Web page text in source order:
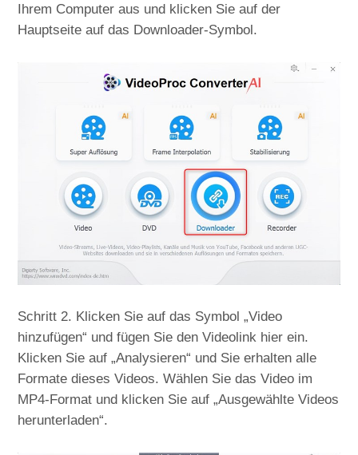
Ihrem Computer aus und klicken Sie auf der
Hauptseite auf das Downloader-Symbol.
Schritt 2. Klicken Sie auf das Symbol „Video
hinzufügen“ und fügen Sie den Videolink hier ein.
Klicken Sie auf „Analysieren“ und Sie erhalten alle
Formate dieses Videos. Wählen Sie das Video im
MP4-Format und klicken Sie auf „Ausgewählte Videos
herunterladen“.